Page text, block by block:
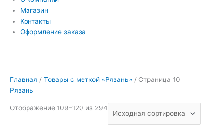
Магазин
Контакты
Оформление заказа
Главная / Товары с меткой «Рязань» / Страница 10
Рязань
Отображение 109–120 из 294